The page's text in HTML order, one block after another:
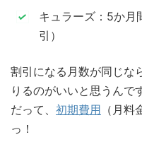
キュラーズ：5か月
引）
割引になる月数が同じな
りるのがいいと思うんで
だって、 初期費用 （月
っ！